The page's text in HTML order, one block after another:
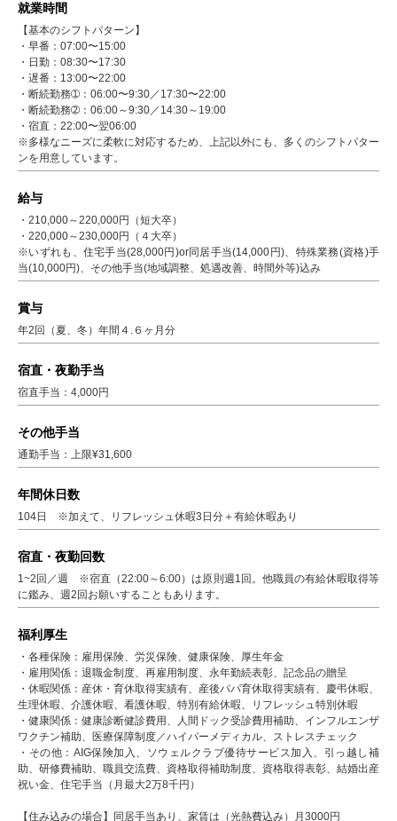
就業時間
【基本のシフトパターン】
・早番：07:00〜15:00
・日勤：08:30〜17:30
・遅番：13:00〜22:00
・断続勤務➀：06:00〜9:30／17:30〜22:00
・断続勤務➁：06:00～9:30／14:30～19:00
・宿直：22:00〜翌06:00
※多様なニーズに柔軟に対応するため、上記以外にも、多くのシフトパター
ンを用意しています。
給与
・210,000～220,000円（短大卒）
・220,000～230,000円（４大卒）
※いずれも、住宅手当(28,000円)or同居手当(14,000円)、特殊業務(資格)手
当(10,000円)、その他手当(地域調整、処遇改善、時間外等)込み
賞与
年2回（夏、冬）年間４.６ヶ月分
宿直・夜勤手当
宿直手当：4,000円
その他手当
通勤手当：上限¥31,600
年間休日数
104日 ※加えて、リフレッシュ休暇3日分＋有給休暇あり
宿直・夜勤回数
1~2回／週 ※宿直（22:00～6:00）は原則週1回。他職員の有給休暇取得等
に鑑み、週2回お願いすることもあります。
福利厚生
・各種保険：雇用保険、労災保険、健康保険、厚生年金
・雇用関係：退職金制度、再雇用制度、永年勤続表彰、記念品の贈呈
・休暇関係：産休・育休取得実績有、産後パパ育休取得実績​​有、慶弔休暇​​、
生理休暇、介護休暇、看護休暇、特別有給休暇、リフレッシュ特別休暇
・健康関係：健康診断健診費用、人間ドック受診費用補助、インフルエンザ
ワクチン補助、​​医療保障制度／ハイパーメディカル、ストレスチェック
・その他：AIG保険加入、ソウェルクラブ優待サービス加入、引っ越し補
助、研修費補助、職員交流費、資格取得補助制度、資格取得表彰、結婚出産
祝い金、住宅手当（月最大2万8千円）
【住み込みの場合】同居手当あり、家賃は（光熱費込み）月3000円